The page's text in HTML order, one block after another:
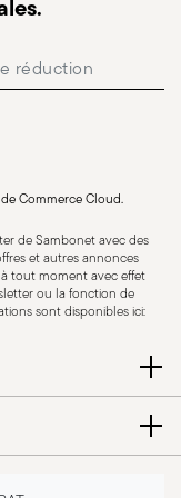
sécurité
est conçu
important
il a été
toujours
des
stockez
de portée
sont pas
Utilisez
pour
ne causent
point relais est
la
Commerce Cloud.
de Sambonet avec des
et autres annonces
tout moment avec effet
ou la fonction de
sont disponibles ici: